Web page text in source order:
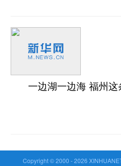
一边湖一边海 福州
Copyright © 2000 -2026